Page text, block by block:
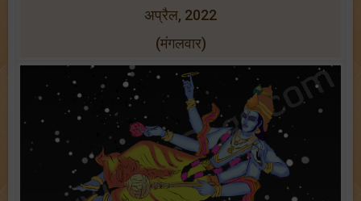
अप्रैल, 2022
(मंगलवार)